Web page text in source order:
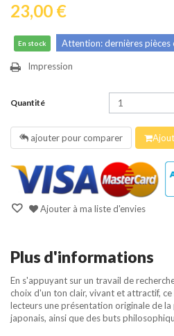
23,00 €
En stock Attention: dernières pièces
Impression
Quantité
ajouter pour comparer
Ajouter à ma liste d'envies
Plus d'informations
En s'appuyant sur un travail de
choix d'un ton clair, vivant et attractif,
lecteurs une présentation originale de
japonais, ainsi que des buts